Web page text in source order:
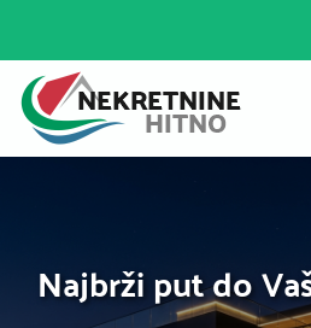
Izdavanje
Najbrži put do